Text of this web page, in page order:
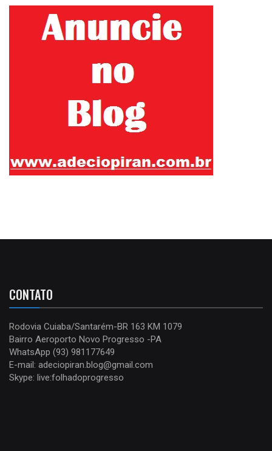
CONTATO
Rodovia Cuiaba/Santarém-BR 163 KM 1079
Bairro Aeroporto Novo Progresso -PA
WhatsApp (93) 981177649
E-mail: adeciopiran.blog@gmail.com
Skype: live:folhadoprogresso